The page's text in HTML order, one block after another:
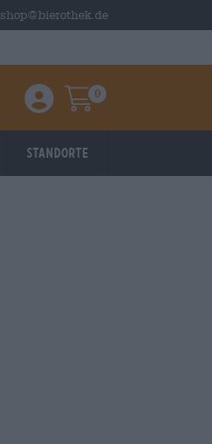
shop@bierothek.de
Einloggen / Anmelden
Warenkorb
0
Standorte